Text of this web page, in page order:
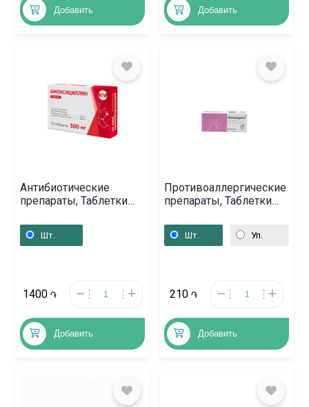
Добавить Добавить
Антибиотические
препараты, Таблетки
мг, Գերմանիա
Шт.
1400 ֏
Добавить
Противоаллергические
препараты, Таблетки
Լատվիա
Шт. Уп.
210 ֏
Добавить